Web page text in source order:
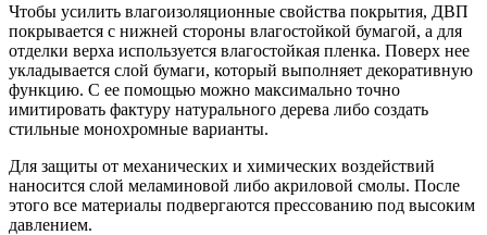
Чтобы усилить влагоизоляционные свойства покрытия, ДВП
покрывается с нижней стороны влагостойкой бумагой, а для
отделки верха используется влагостойкая пленка. Поверх нее
укладывается слой бумаги, который выполняет декоративную
функцию. С ее помощью можно максимально точно
имитировать фактуру натурального дерева либо создать
стильные монохромные варианты.
Для защиты от механических и химических воздействий
наносится слой меламиновой либо акриловой смолы. После
этого все материалы подвергаются прессованию под высоким
давлением.